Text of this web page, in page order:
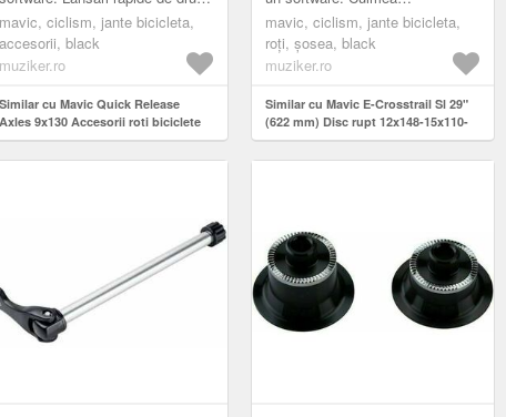
cu o manetă compozită și
sistemul de camă exclusiv
Mavic. Robust ...
mavic, ciclism, jante bicicleta,
accesorii, black
muziker.ro
Similar cu Mavic Quick Release
Axles 9x130 Accesorii roti biciclete
performanței și durabilității în
domeniul ciclismului montan.
Fabricate cu ingine...
mavic, ciclism, jante bicicleta,
roți, șosea, black
muziker.ro
Similar cu Mavic E-Crosstrail Sl 29"
(622 mm) Disc rupt 12x148-15x110-
20x110 Micro Spline-Shimano HG 6-
şurub Pereche de roți